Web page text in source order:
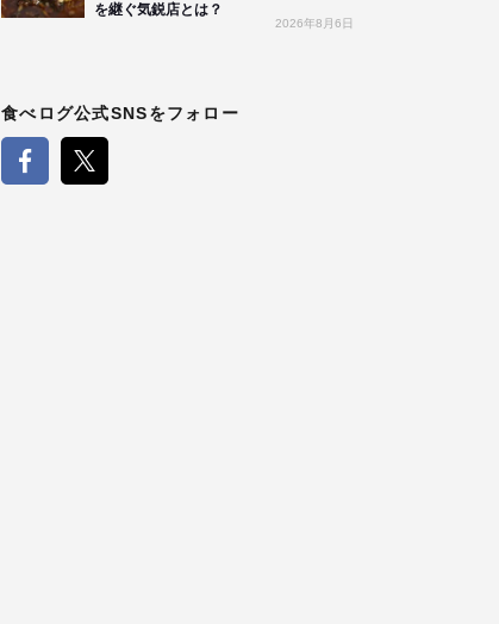
を継ぐ気鋭店とは？
2026年8月6日
食べログ公式SNSをフォロー